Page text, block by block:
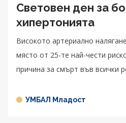
Световен ден за
хипертонията
Високото артериално
място от 25-те най-чести
причина за смърт във всички
УМБАЛ Младост